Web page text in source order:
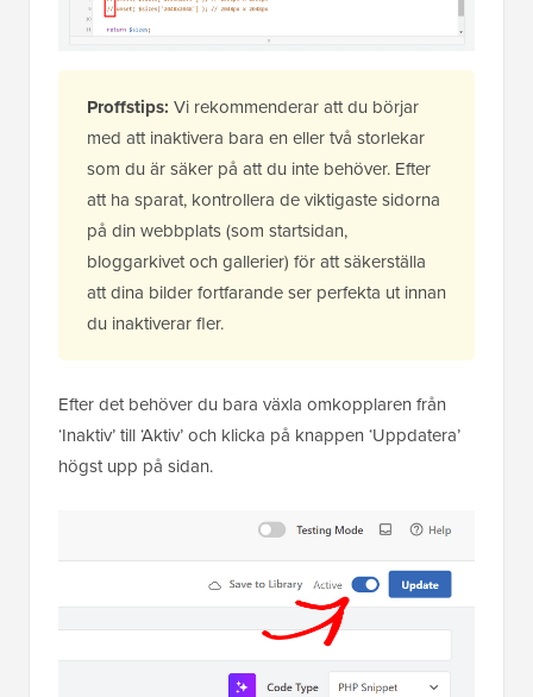
Proffstips: Vi rekommenderar att du börjar
med att inaktivera bara en eller två storlekar
som du är säker på att du inte behöver. Efter
att ha sparat, kontrollera de viktigaste sidorna
på din webbplats (som startsidan,
bloggarkivet och gallerier) för att säkerställa
att dina bilder fortfarande ser perfekta ut innan
du inaktiverar fler.
Efter det behöver du bara växla omkopplaren från
‘Inaktiv’ till ‘Aktiv’ och klicka på knappen ‘Uppdatera’
högst upp på sidan.